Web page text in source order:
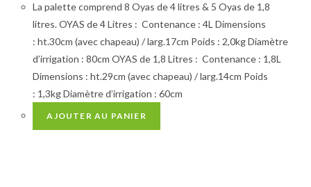
La palette comprend 8 Oyas de 4 litres & 5 Oyas de 1,8
litres. OYAS de 4 Litres : Contenance : 4L Dimensions
: ht.30cm (avec chapeau) / larg.17cm Poids : 2,0kg Diamètre
d’irrigation : 80cm OYAS de 1,8 Litres : Contenance : 1,8L
Dimensions : ht.29cm (avec chapeau) / larg.14cm Poids
: 1,3kg Diamètre d’irrigation : 60cm
AJOUTER AU PANIER